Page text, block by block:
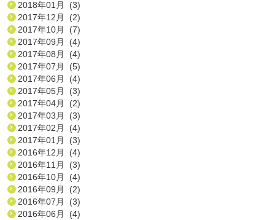
2018年01月 (3)
2017年12月 (2)
2017年10月 (7)
2017年09月 (4)
2017年08月 (4)
2017年07月 (5)
2017年06月 (4)
2017年05月 (3)
2017年04月 (2)
2017年03月 (3)
2017年02月 (4)
2017年01月 (3)
2016年12月 (4)
2016年11月 (3)
2016年10月 (4)
2016年09月 (2)
2016年07月 (3)
2016年06月 (4)